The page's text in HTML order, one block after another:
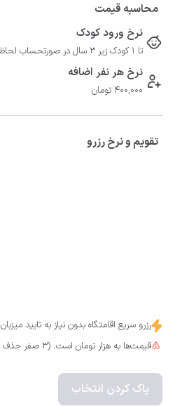
محاسبه قیمت
نرخ ورود کودک
تا 1 کودک زیر 3 سال در صورتحساب لحاظ نمی گردد
نرخ هر نفر اضافه
400,000 تومان
تقویم و نرخ رزرو
رزرو سریع اقامتگاه بدون نیاز به تایید میزبان
قیمت‌ها به هزار تومان است. (3 صفر حذف شده)
پاک کردن انتخاب